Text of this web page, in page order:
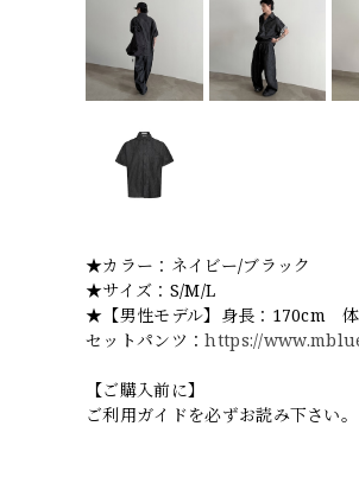
★カラー：ネイビー/ブラック
★サイズ：S/M/L
★【男性モデル】身長：170cm
セットパンツ：https://
【ご購入前に】
ご利用ガイドを必ずお読み下さい。